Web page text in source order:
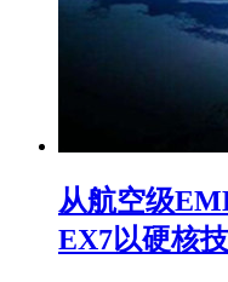
从航空级
EX7以硬核